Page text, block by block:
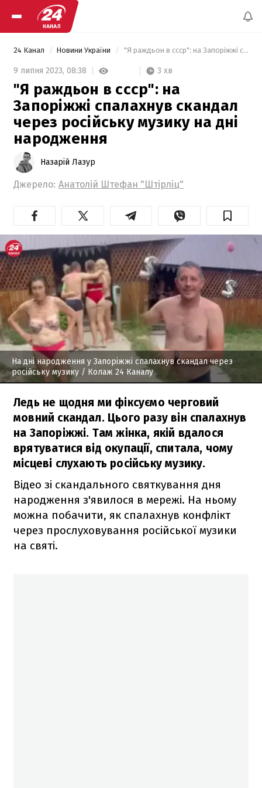
24 Канал Новини України "Я раждьон в ссср": на Запоріжжі спалахнув скандал через російську музику на дні народження
9 липня 2023, 08:38 3 хв
"Я раждьон в ссср": на
Запоріжжі спалахнув скандал
через російську музику на дні
народження
Назарій Лазур
Джерело: Анатолій Штефан "Штірліц"
На дні народження у Запоріжжі спалахнув скандал через
російську музику / Колаж 24 Каналу
Ледь не щодня ми фіксуємо черговий
мовний скандал. Цього разу він спалахнув
на Запоріжжі. Там жінка, якій вдалося
врятуватися від окупації, спитала, чому
місцеві слухають російську музику.
Відео зі скандального святкування дня
народження з'явилося в мережі. На ньому
можна побачити, як спалахнув конфлікт
через прослуховування російської музики
на святі.